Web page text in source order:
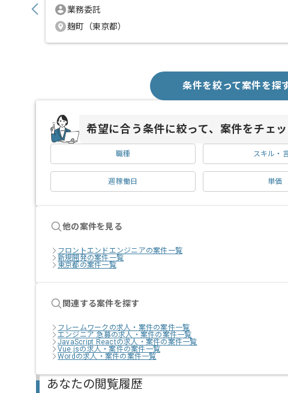
業務委託
麹町（東京都）
条件を絞って案件を探
希望に合う条件に絞って、案件をチェッ
職種 スキル・
週稼働日 単価
他の案件を見る
フロントエンドエンジニアの案件一覧
新規開発の案件一覧
東京都の案件一覧
関連する案件を探す
フレームワークの求人・案件の案件一覧
エンジニア 急募の求人・案件の案件一覧
JavaScript Reactの求人・案件の案件一覧
Vue.jsの求人・案件の案件一覧
Wordの求人・案件の案件一覧
あなたの閲覧履歴